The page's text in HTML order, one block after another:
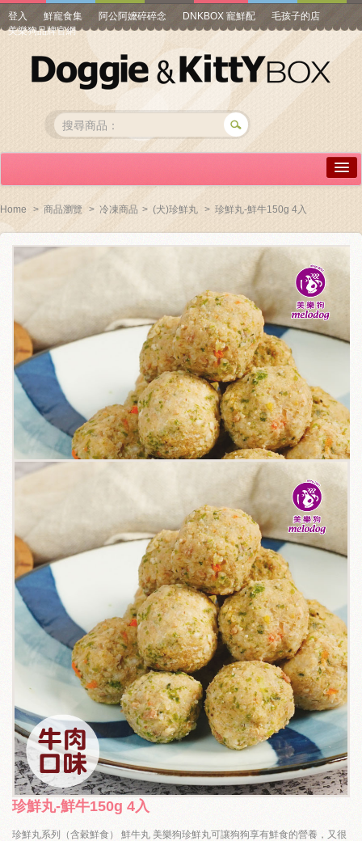
登入 鮮寵食集 阿公阿嬤碎碎念 DNKBOX 寵鮮配
毛孩子的店
美樂狗品牌官網
常見問答
商品瀏覽
帳號專區
關於我們
毛孩健康之道
Home > 商品瀏覽 > 冷凍商品 > (犬)珍鮮丸 > 珍鮮丸-鮮牛150g 4入
珍鮮丸-鮮牛150g 4入
珍鮮丸系列（含穀鮮食） 鮮牛丸 美樂狗珍鮮丸可讓狗狗享有鮮食的營養，又很